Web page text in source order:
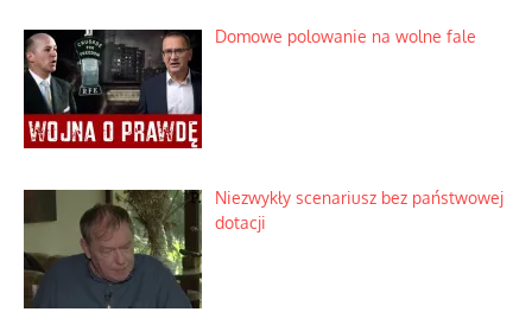
Domowe polowanie na wolne fale
Niezwykły scenariusz bez państwowej
dotacji